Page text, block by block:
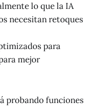
lo que la IA
necesitan retoques
para
mejor
probando funciones